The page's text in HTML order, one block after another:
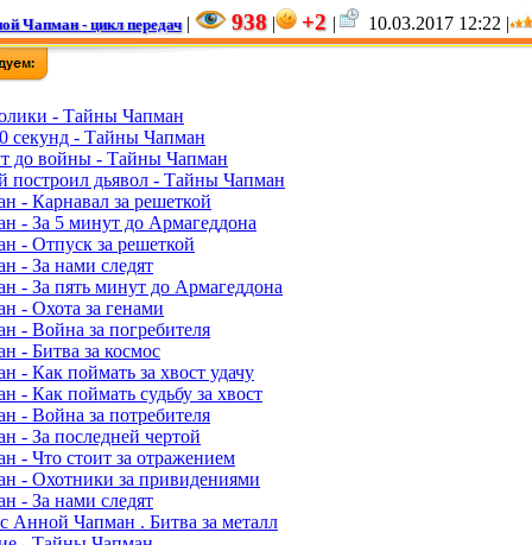
Чапман - цикл передач| 938 | +2 | 10.03.2017 12:22 |
- Тайны Чапман
секунд - Тайны Чапман
до войны - Тайны Чапман
построил дьявол - Тайны Чапман
- Карнавал за решеткой
- За 5 минут до Армагеддона
- Отпуск за решеткой
- За нами следят
- За пять минут до Армагеддона
- Охота за генами
- Война за погребителя
- Битва за космос
- Как поймать за хвост удачу
- Как поймать судьбу за хвост
- Война за потребителя
- За последней чертой
- Что стоит за отражением
- Охотники за привидениями
- За нами следят
Анной Чапман . Битва за металл